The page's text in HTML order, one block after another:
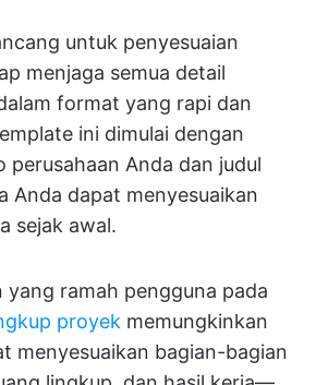
untuk penyesuaian
menjaga semua detail
format yang rapi dan
ini dimulai dengan
perusahaan Anda dan judul
Anda dapat menyesuaikan
sejak awal.
yang ramah pengguna pada
proyek memungkinkan
menyesuaikan bagian-bagian